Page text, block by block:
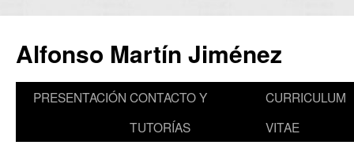
contenido
Alfonso Martín Jiménez
PRESENTACIÓN CONTACTO Y
TUTORÍAS
CURRICULUM
VITAE